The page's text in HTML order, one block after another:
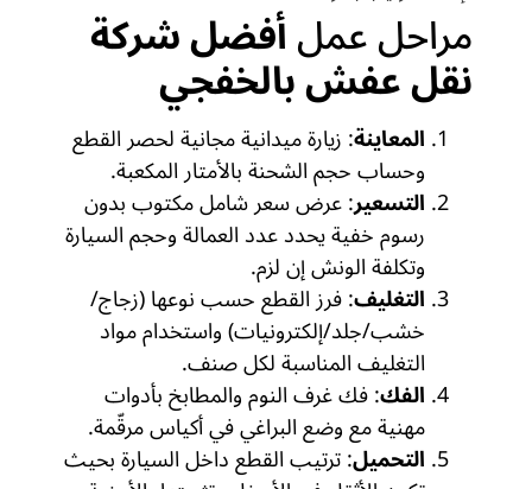
مراحل عملأفضل شركة
نقل عفش بالخفجي
المعاينة: زيارة ميدانية مجانية لحصر القطع
وحساب حجم الشحنة بالأمتار المكعبة.
التسعير: عرض سعر شامل مكتوب بدون
رسوم خفية يحدد عدد العمالة وحجم السيارة
وتكلفة الونش إن لزم.
التغليف: فرز القطع حسب نوعها (زجاج/
خشب/جلد/إلكترونيات) واستخدام مواد
التغليف المناسبة لكل صنف.
الفك: فك غرف النوم والمطابخ بأدوات
مهنية مع وضع البراغي في أكياس مرقّمة.
التحميل: ترتيب القطع داخل السيارة بحيث